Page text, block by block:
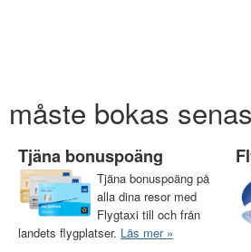
måste bokas
Tjäna bonuspoäng
Tjäna bonuspoäng på
alla dina resor med
Flygtaxi till och från
landets flygplatser. Läs mer »